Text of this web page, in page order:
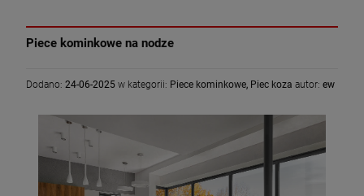
Piece kominkowe na nodze
Dodano: 24-06-2025 w kategorii: Piece kominkowe, Piec koza autor: ew